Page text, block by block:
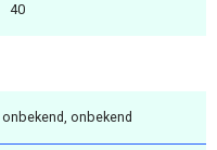
40
onbekend